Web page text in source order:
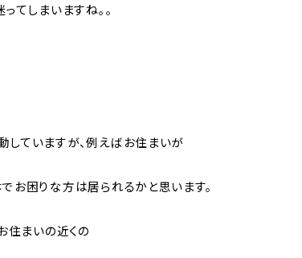
てしまいますね。。
ていますが、例えばお住まいが
お困りな方は居られるかと思います。
住まいの近くの